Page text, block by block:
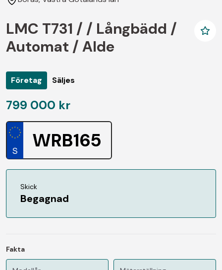
LMC T731 / / Långbädd /
Automat / Alde
Företag Säljes
799 000 kr
WRB165
Skick
Begagnad
Fakta